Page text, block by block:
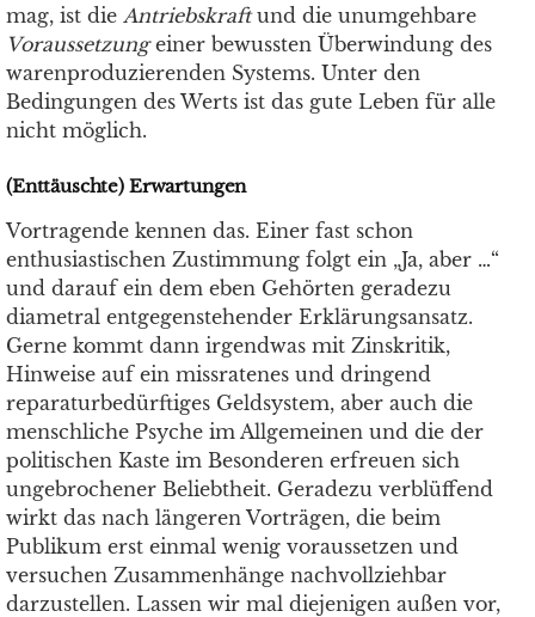
mag, ist die Antriebskraftund die unumgehbare
Voraussetzungeiner bewussten Überwindung des
warenproduzierenden Systems. Unter den
Bedingungen des Werts ist das gute Leben für alle
nicht möglich.
(Enttäuschte) Erwartungen
Vortragende kennen das. Einer fast schon
enthusiastischen Zustimmung folgt ein „Ja, aber …“
und darauf ein dem eben Gehörten geradezu
diametral entgegenstehender Erklärungsansatz.
Gerne kommt dann irgendwas mit Zinskritik,
Hinweise auf ein missratenes und dringend
reparaturbedürftiges Geldsystem, aber auch die
menschliche Psyche im Allgemeinen und die der
politischen Kaste im Besonderen erfreuen sich
ungebrochener Beliebtheit. Geradezu verblüffend
wirkt das nach längeren Vorträgen, die beim
Publikum erst einmal wenig voraussetzen und
versuchen Zusammenhänge nachvollziehbar
darzustellen. Lassen wir mal diejenigen außen vor,